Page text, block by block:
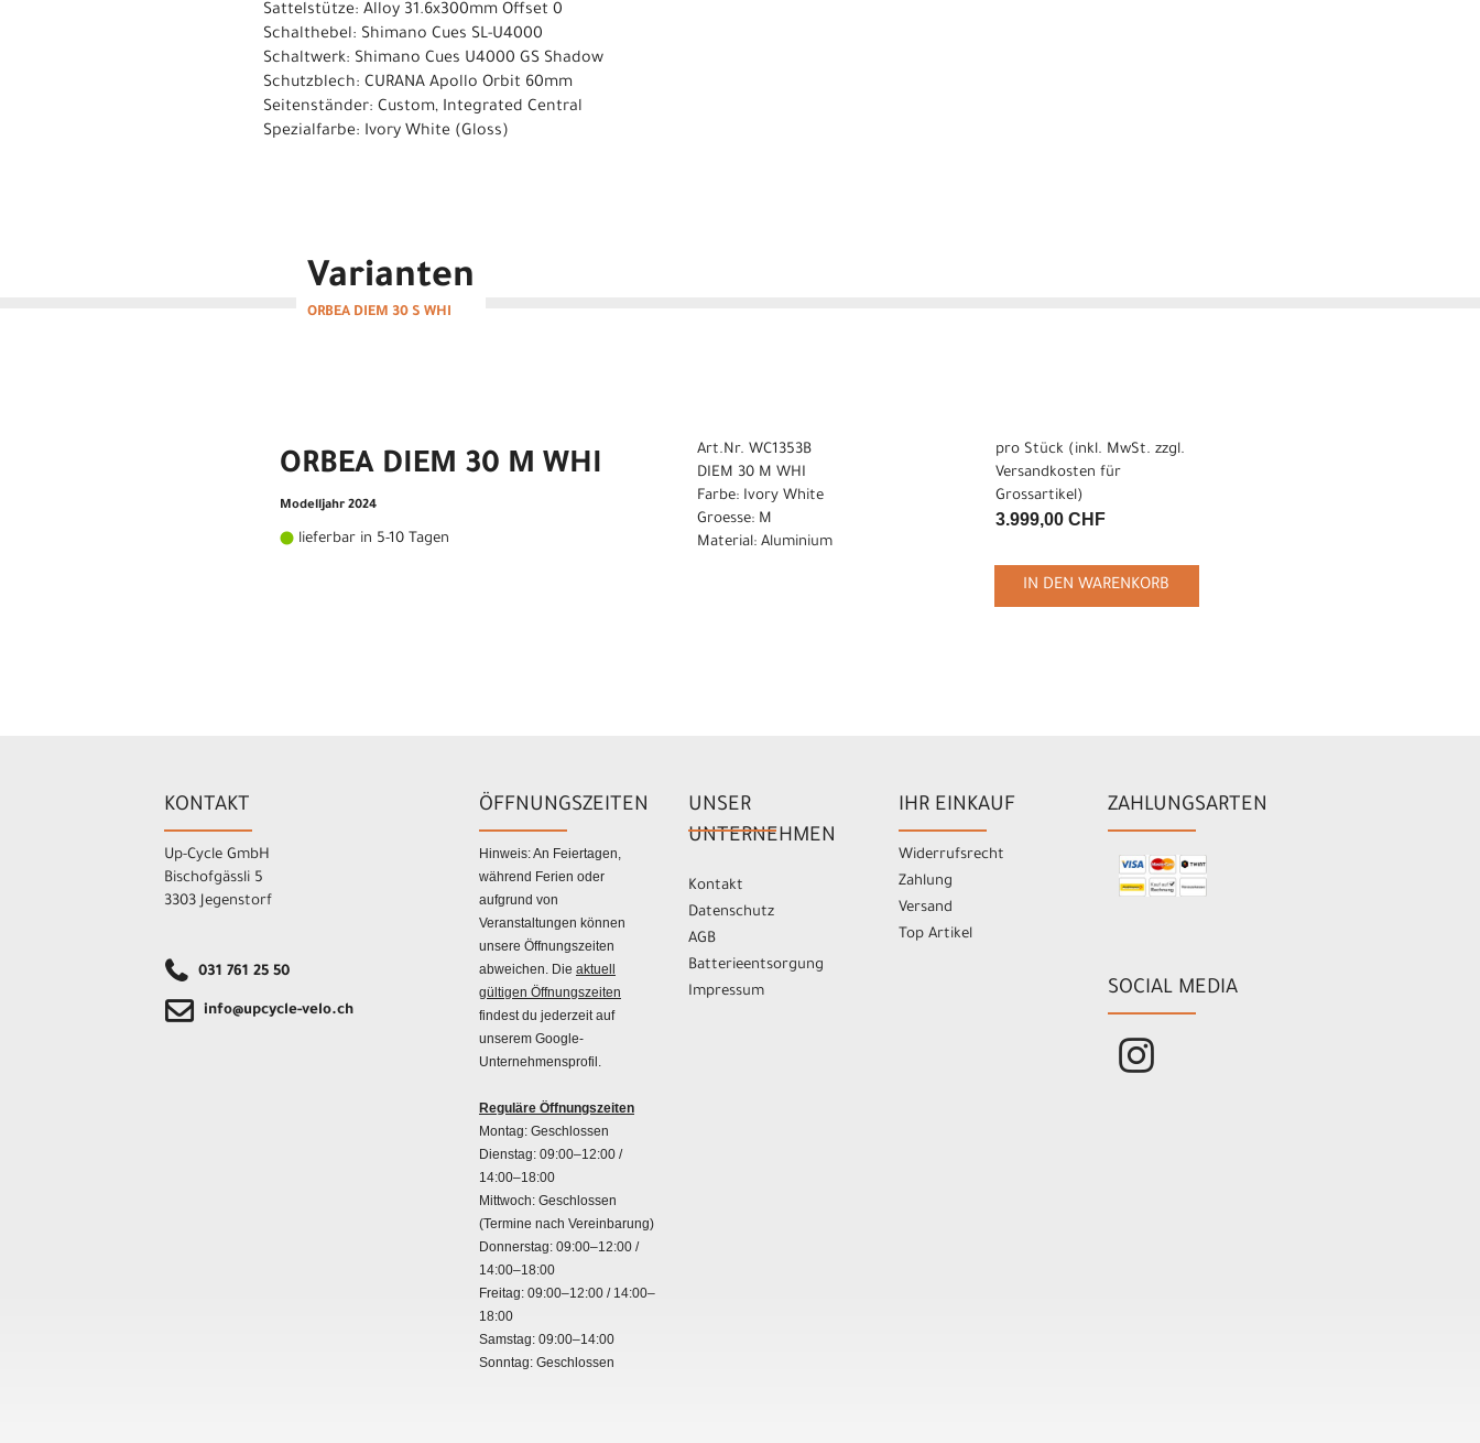
Sattelstütze: Alloy 31.6x300mm Offset 0
Schalthebel: Shimano Cues SL-U4000
Schaltwerk: Shimano Cues U4000 GS Shadow
Schutzblech: CURANA Apollo Orbit 60mm
Seitenständer: Custom, Integrated Central
Spezialfarbe: Ivory White (Gloss)
Varianten
ORBEA DIEM 30 S WHI
ORBEA DIEM 30 M WHI
Modelljahr 2024
lieferbar in 5-10 Tagen
Art.Nr. WC1353B
DIEM 30 M WHI
Farbe: Ivory White
Groesse: M
Material: Aluminium
pro Stück (inkl. MwSt. zzgl.
Versandkosten für
Grossartikel)
3.999,00 CHF
IN DEN WARENKORB
KONTAKT
Up-Cycle GmbH
Bischofgässli 5
3303 Jegenstorf
031 761 25 50
info@upcycle-velo.ch
ÖFFNUNGSZEITEN
Hinweis: An Feiertagen,
während Ferien oder
aufgrund von
Veranstaltungen können
unsere Öffnungszeiten
abweichen. Die aktuell
gültigen Öffnungszeiten
findest du jederzeit auf
unserem Google-
Unternehmensprofil.
Reguläre Öffnungszeiten
Montag: Geschlossen
Dienstag: 09:00–12:00 /
14:00–18:00
Mittwoch: Geschlossen
(Termine nach Vereinbarung)
Donnerstag: 09:00–12:00 /
14:00–18:00
Freitag: 09:00–12:00 / 14:00–
18:00
Samstag: 09:00–14:00
Sonntag: Geschlossen
UNSER
UNTERNEHMEN
Kontakt
Datenschutz
AGB
Batterieentsorgung
Impressum
IHR EINKAUF
Widerrufsrecht
Zahlung
Versand
Top Artikel
ZAHLUNGSARTEN
SOCIAL MEDIA